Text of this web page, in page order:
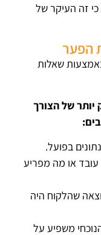
זה העיקר של
שאלות
של הצורך
בפועל.
או מה מפריע
שהלקוח היה
משפיע על